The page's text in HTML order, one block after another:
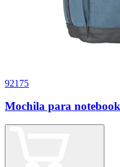
92175
Mochila para